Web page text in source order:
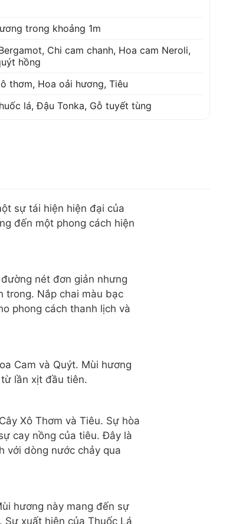
trong khoảng 1m
, Chi cam chanh, Hoa cam Neroli,
hồng
thơm, Hoa oải hương,Tiêu
lá,Đậu Tonka, Gỗ tuyết tùng
sự tái hiện hiện đại của
đến một phong cách hiện
nét đơn giản nhưng
trong. Nắp chai màu bạc
phong cách thanh lịch và
Cam và Quýt. Mùi hương
lần xịt đầu tiên.
Xô Thơm và Tiêu. Sự hòa
cay nồng của tiêu. Đây là
với dòng nước chảy qua
hương này mang đến sự
xuất hiện của Thuốc Lá